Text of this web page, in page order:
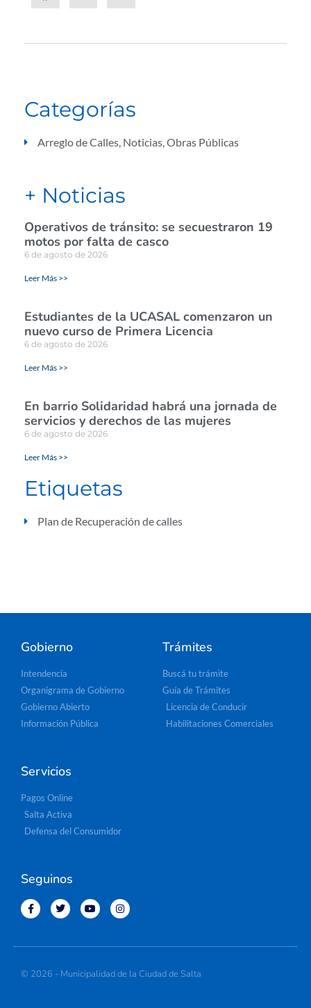
Categorías
Arreglo de Calles, Noticias,Obras Públicas
+ Noticias
Operativos de tránsito: se secuestraron 19
motos por falta de casco
6 de agosto de 2026
Leer Más >>
Estudiantes de la UCASAL comenzaron un
nuevo curso de Primera Licencia
6 de agosto de 2026
Leer Más >>
En barrio Solidaridad habrá una jornada de
servicios y derechos de las mujeres
6 de agosto de 2026
Leer Más >>
Etiquetas
Plan de Recuperación de calles
Gobierno
Intendencia
Organigrama de Gobierno
Gobierno Abierto
Información Pública
Trámites
Buscá tu trámite
Guía de Trámites
Licencia de Conducir
Habilitaciones Comerciales
Servicios
Pagos Online
Salta Activa
Defensa del Consumidor
Seguinos
© 2026 - Municipalidad de la Ciudad de Salta